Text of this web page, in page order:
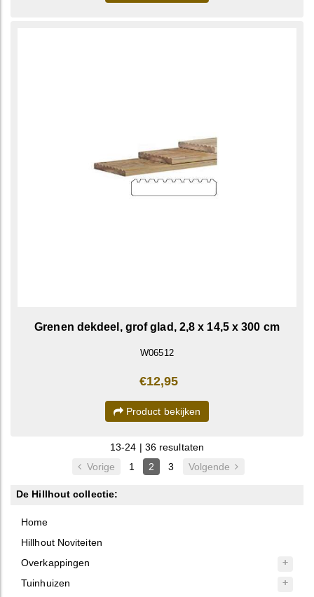
Grenen dekdeel, grof glad, 2,8 x 14,5 x 300 cm
W06512
€12,95
Product bekijken
13-24 | 36 resultaten
Vorige
1 2 3 Volgende
De Hillhout collectie:
Home
Hillhout Noviteiten
Overkappingen
Tuinhuizen